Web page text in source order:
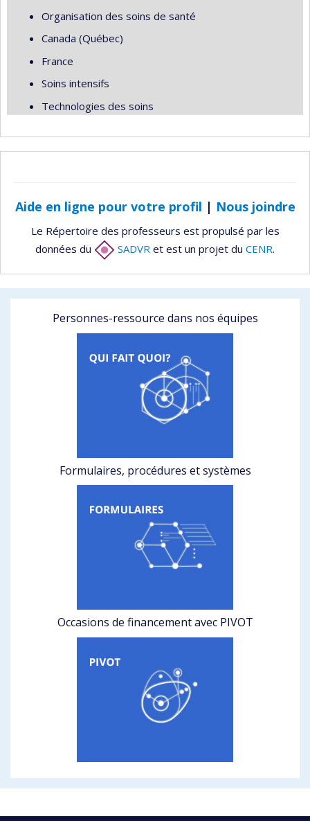
Organisation des soins de santé
Canada (Québec)
France
Soins intensifs
Technologies des soins
Aide en ligne pour votre profil | Nous joindre
Le Répertoire des professeurs est propulsé par les
données du
SADVR et est un projet du CENR.
Personnes-ressource dans nos équipes
Formulaires, procédures et systèmes
Occasions de financement avec PIVOT